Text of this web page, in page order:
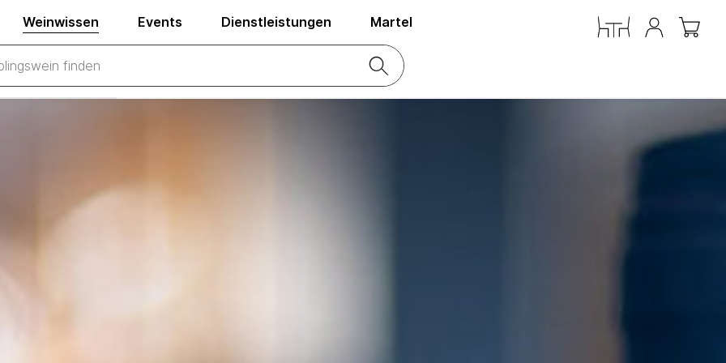
Weinwissen Events Dienstleistungen Martel